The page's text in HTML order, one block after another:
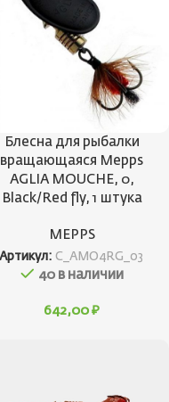
Блесна для рыбалки
вращающаяся Mepps
AGLIA MOUCHE, 0,
Black/Red fly, 1 штука
MEPPS
Артикул: C_AMO4RG_03
40 в наличии
642,00 ₽